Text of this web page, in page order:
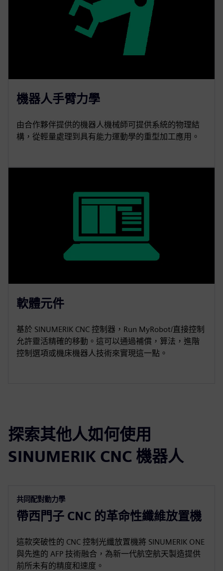
機器人手臂力學
由合作夥伴提供的機器人機械師可提供系統的物理結
構，從輕量處理到具有能力運動學的重型加工應用。
軟體元件
基於 SINUMERIK CNC 控制器，Run MyRobot/直接控制
允許靈活精確的移動。這可以通過補償，算法，進階
控制選項或機床機器人技術來實現這一點。
探索其他人如何使用
SINUMERIK CNC 機器人
共同配對動力學
帶西門子 CNC 的革命性纖維放置機
這款突破性的 CNC 控制光纖放置機將 SINUMERIK ONE
與先進的 AFP 技術融合，為新一代航空航天製造提供
前所未有的精度和速度。